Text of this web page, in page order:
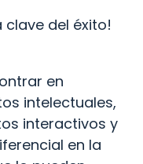
clave del éxito!
en
intelectuales,
interactivos y
en la